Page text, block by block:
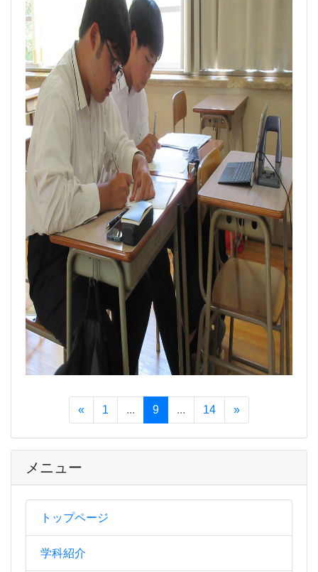
メニュー
トップページ
学科紹介
« 1 ... 9 ... 14 »